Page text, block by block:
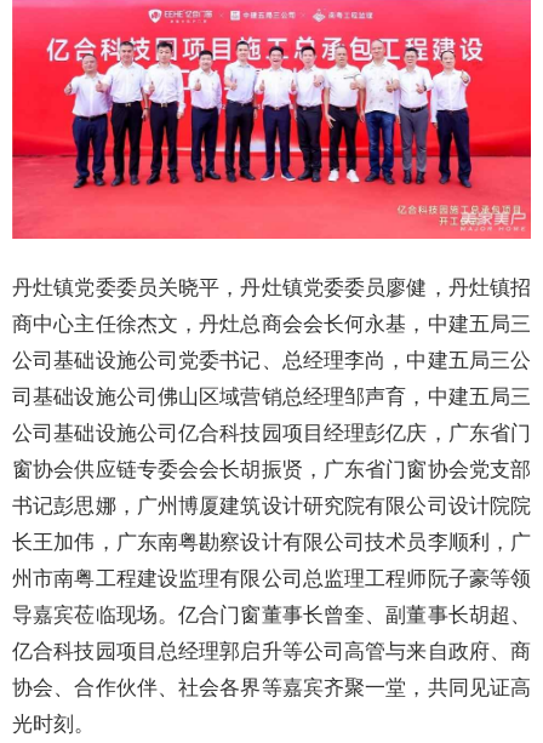
丹灶镇党委委员关晓平，丹灶镇党委委员廖健，丹灶镇招
商中心主任徐杰文，丹灶总商会会长何永基，中建五局三
公司基础设施公司党委书记、总经理李尚，中建五局三公
司基础设施公司佛山区域营销总经理邹声育，中建五局三
公司基础设施公司亿合科技园项目经理彭亿庆，广东省门
窗协会供应链专委会会长胡振贤，广东省门窗协会党支部
书记彭思娜，广州博厦建筑设计研究院有限公司设计院院
长王加伟，广东南粤勘察设计有限公司技术员李顺利，广
州市南粤工程建设监理有限公司总监理工程师阮子豪等领
导嘉宾莅临现场。亿合门窗董事长曾奎、副董事长胡超、
亿合科技园项目总经理郭启升等公司高管与来自政府、商
协会、合作伙伴、社会各界等嘉宾齐聚一堂，共同见证高
光时刻。